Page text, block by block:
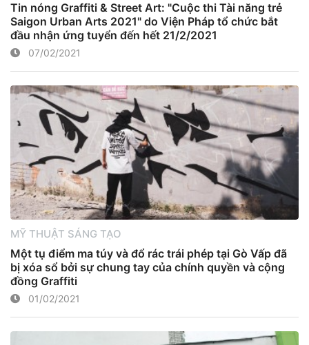
Tin nóng Graffiti & Street Art: "Cuộc thi Tài năng trẻ
Saigon Urban Arts 2021" do Viện Pháp tổ chức bắt
đầu nhận ứng tuyển đến hết 21/2/2021
07/02/2021
MỸ THUẬT SÁNG TẠO
Một tụ điểm ma túy và đổ rác trái phép tại Gò Vấp đã
bị xóa sổ bởi sự chung tay của chính quyền và cộng
đồng Graffiti
01/02/2021